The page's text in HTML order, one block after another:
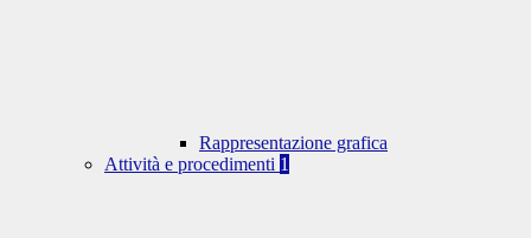
Rappresentazione grafica
Attività e procedimenti 1